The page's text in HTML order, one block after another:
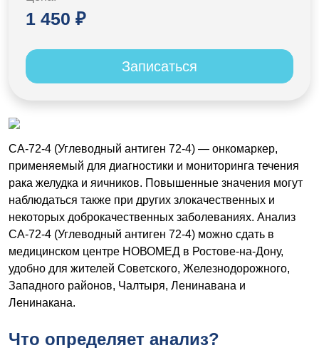
1 450 ₽
Записаться
СА-72-4 (Углеводный антиген 72-4) — онкомаркер,
применяемый для диагностики и мониторинга течения
рака желудка и яичников. Повышенные значения могут
наблюдаться также при других злокачественных и
некоторых доброкачественных заболеваниях. Анализ
СА-72-4 (Углеводный антиген 72-4) можно сдать в
медицинском центре НОВОМЕД в Ростове-на-Дону,
удобно для жителей Советского, Железнодорожного,
Западного районов, Чалтыря, Ленинавана и
Ленинакана.
Что определяет анализ?